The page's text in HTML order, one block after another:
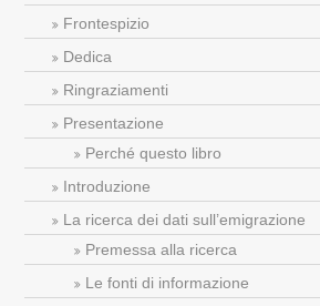
Frontespizio
Dedica
Ringraziamenti
Presentazione
Perché questo libro
Introduzione
La ricerca dei dati sull’emigrazione
Premessa alla ricerca
Le fonti di informazione